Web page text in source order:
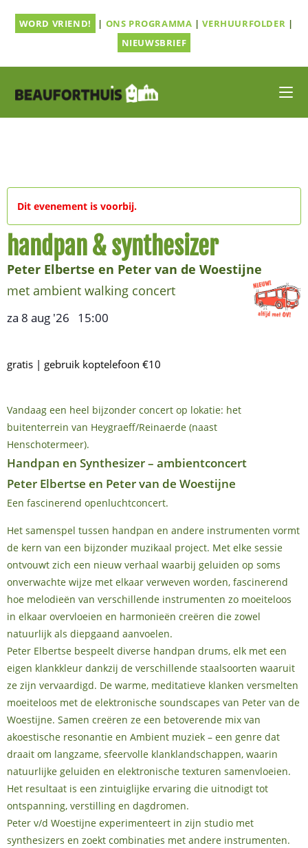
naarWORD VRIEND! | ONS PROGRAMMA |VERHUURFOLDER |
NIEUWSBRIEF
Dit evenement is voorbij.
handpan & synthesizer
Peter Elbertse en Peter van de Woestijne
met ambient walking concert
za 8 aug '26 15:00
gratis | gebruik koptelefoon €10
Vandaag een heel bijzonder concert op lokatie: het
buitenterrein van Heygraeff/Reinaerde (naast
Henschotermeer).
Handpan en Synthesizer – ambientconcert
Peter Elbertse en Peter van de Woestijne
Een fascinerend openluchtconcert.
Het samenspel tussen handpan en andere instrumenten vormt
de kern van een bijzonder muzikaal project. Met elke sessie
ontvouwt zich een nieuw verhaal waarbij geluiden op soms
onverwachte wijze met elkaar verweven worden, fascinerend
hoe melodieën van verschillende instrumenten zo moeiteloos
in elkaar overvloeien en harmonieën creëren die zowel
natuurlijk als diepgaand aanvoelen.
Peter Elbertse bespeelt diverse handpan drums, elk met een
eigen klankkleur dankzij de verschillende staalsoorten waaruit
ze zijn vervaardigd. De warme, meditatieve klanken versmelten
moeiteloos met de elektronische soundscapes van Peter van de
Woestijne. Samen creëren ze een betoverende mix van
akoestische resonantie en Ambient muziek – een genre dat
draait om langzame, sfeervolle klanklandschappen, waarin
natuurlijke geluiden en elektronische texturen samenvloeien.
Het resultaat is een zintuiglijke ervaring die uitnodigt tot
ontspanning, verstilling en dagdromen.
Peter v/d Woestijne experimenteert in zijn studio met
synthesizers en zoekt combinaties met andere instrumenten.